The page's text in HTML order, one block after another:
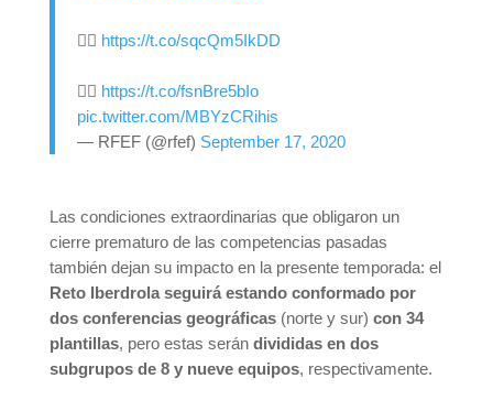
👉🏻 https://t.co/sqcQm5IkDD
👉🏻 https://t.co/fsnBre5bIo
pic.twitter.com/MBYzCRihis
— RFEF (@rfef) September 17, 2020
Las condiciones extraordinarias que obligaron un
cierre prematuro de las competencias pasadas
también dejan su impacto en la presente temporada: el
Reto Iberdrola seguirá estando conformado por
dos conferencias geográficas(norte y sur) con 34
plantillas, pero estas serán divididas en dos
subgrupos de 8 y nueve equipos, respectivamente.